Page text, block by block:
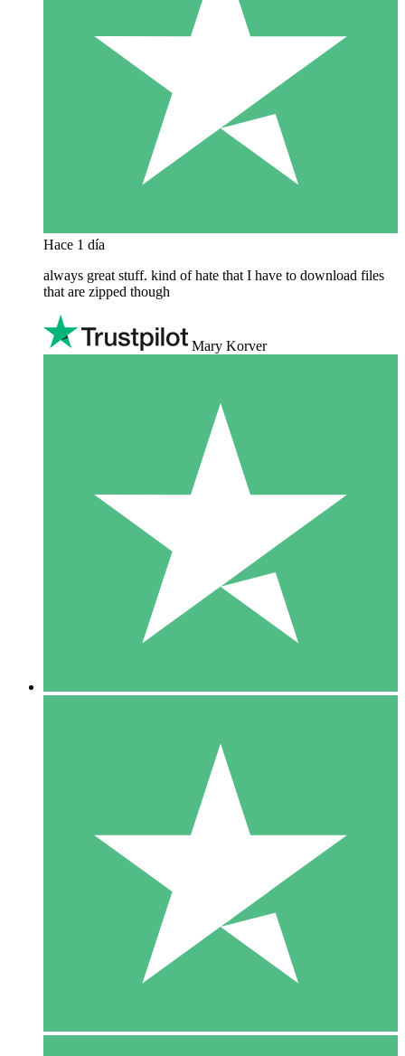
Hace 1 día
always great stuff. kind of hate that I have to download files
that are zipped though
Mary Korver